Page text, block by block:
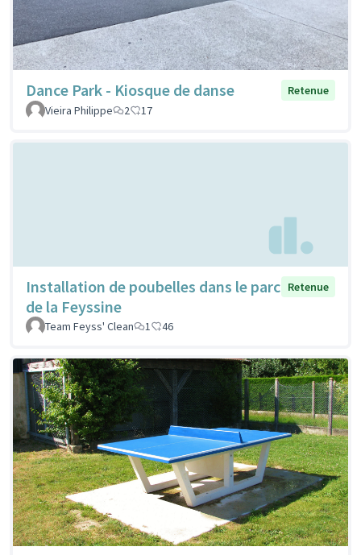
Dance Park - Kiosque de danse
Retenue
Vieira Philippe
2 17
Installation de poubelles dans le parc
de la Feyssine
Retenue
Team Feyss' Clean 1 46